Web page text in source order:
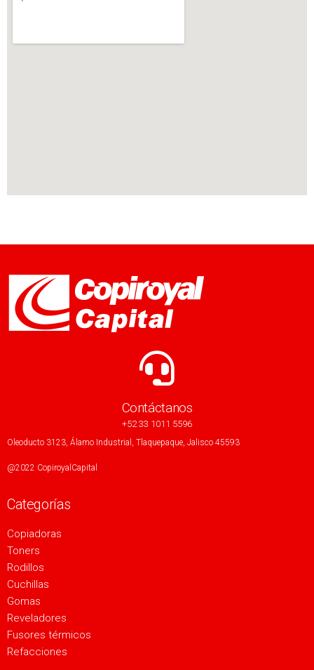
Contáctanos
+52 33 1011 5596
Oleoducto 3123, Álamo Industrial, Tlaquepaque, Jalisco 45593
@2022 CopiroyalCapital
Categorías
Copiadoras
Toners
Rodillos
Cuchillas
Gomas
Reveladores
Fusores térmicos
Refacciones